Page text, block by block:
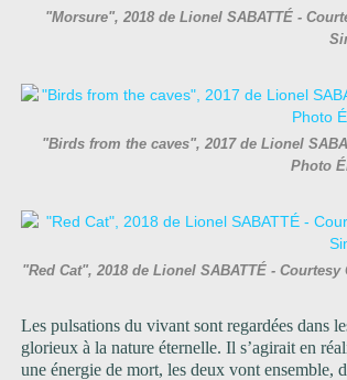
"Morsure", 2018 de Lionel SABATTÉ -
"Birds from the caves", 2017 de Lionel
Photo
"Red Cat", 2018 de Lionel SABATTÉ -
Les pulsations du vivant sont regardées dans
glorieux à la nature éternelle. Il s’agirait en
une énergie de mort, les deux vont